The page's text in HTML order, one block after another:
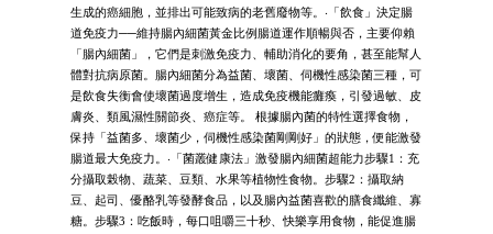
生成的癌細胞，並排出可能致病的老舊廢物等。‧「飲食」決定腸
道免疫力──維持腸內細菌黃金比例腸道運作順暢與否，主要仰賴
「腸內細菌」，它們是刺激免疫力、輔助消化的要角，甚至能幫人
體對抗病原菌。腸內細菌分為益菌、壞菌、伺機性感染菌三種，可
是飲食失衡會使壞菌過度增生，造成免疫機能癱瘓，引發過敏、皮
膚炎、類風濕性關節炎、癌症等。 根據腸內菌的特性選擇食物，
保持「益菌多、壞菌少，伺機性感染菌剛剛好」的狀態，便能激發
腸道最大免疫力。‧「菌叢健康法」激發腸內細菌超能力步驟1：充
分攝取榖物、蔬菜、豆類、水果等植物性食物。步驟2：攝取納
豆、起司、優酪乳等發酵食品，以及腸內益菌喜歡的膳食纖維、寡
糖。步驟3：吃飯時，每口咀嚼三十秒、快樂享用食物，能促進腸